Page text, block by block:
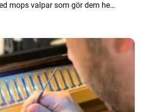
mops valpar som gör dem helt